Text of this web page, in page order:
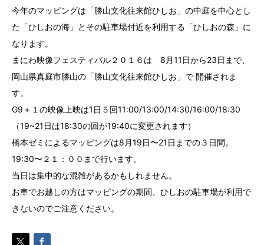
今年のマッピングは「勝山文化往来館ひしお」の中庭を中心とし
た「ひしおの海」とその駐車場付近を利用する「ひしおの森」に
なります。
まにわ映像フェスティバル２０１６は 8月11日から23日まで、
岡山県真庭市勝山の「勝山文化往来館ひしお」で 開催されま
す。
G9＋１の映像上映は1日５回11:00/13:00/14:30/16:00/18:30
（19~21日は18:30の回が19:40に変更されます）
橋本ゼミによるマッピングは8月19日〜21日までの３日間。
19:30〜２１：００まで行います。
当日は集中的な混雑があるかもしれません。
お車でお越しの方はマッピングの期間、ひしおの駐車場が利用で
きないのでご注意ください。